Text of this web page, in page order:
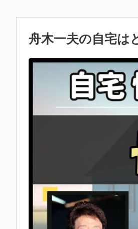
舟木一夫の自宅は